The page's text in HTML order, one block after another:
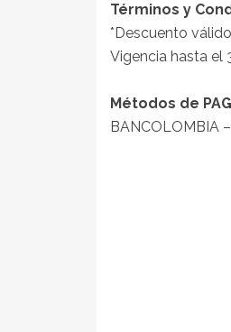
Términos y
*Descuento
Vigencia hasta el
Métodos de
BANCOLOMBIA